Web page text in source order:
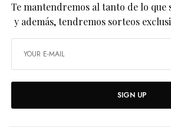
Te mantendremos al tanto de lo que
y además, tendremos sorteos
SIGN UP